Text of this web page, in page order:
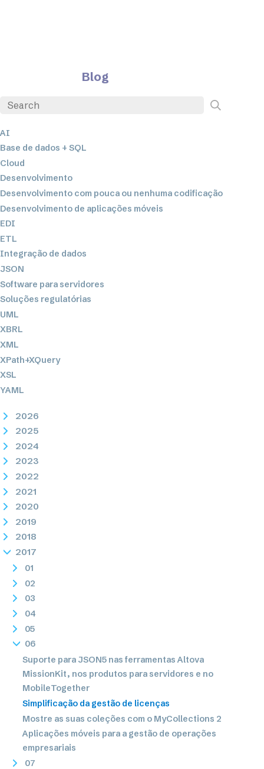
Blog
AI
Base de dados + SQL
Cloud
Desenvolvimento
Desenvolvimento com pouca ou nenhuma codificação
Desenvolvimento de aplicações móveis
EDI
ETL
Integração de dados
JSON
Software para servidores
Soluções regulatórias
UML
XBRL
XML
XPath+XQuery
XSL
YAML
2026
2025
2024
2023
2022
2021
2020
2019
2018
2017
01
02
03
04
05
06
Suporte para JSON5 nas ferramentas Altova
MissionKit, nos produtos para servidores e no
MobileTogether
Simplificação da gestão de licenças
Mostre as suas coleções com o MyCollections 2
Aplicações móveis para a gestão de operações
empresariais
07